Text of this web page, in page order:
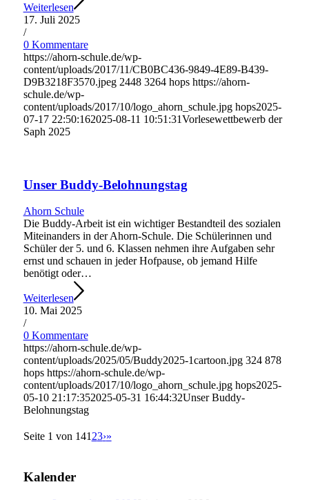
Weiterlesen
17. Juli 2025
/
0 Kommentare
https://ahorn-schule.de/wp-
content/uploads/2017/11/CB0BC436-9849-4E89-B439-
D9B3218F3570.jpeg 2448 3264 hops https://ahorn-
schule.de/wp-
content/uploads/2017/10/logo_ahorn_schule.jpg hops2025-
07-17 22:50:162025-08-11 10:51:31Vorlesewettbewerb der
Saph 2025
Unser Buddy-Belohnungstag
Ahorn Schule
Die Buddy-Arbeit ist ein wichtiger Bestandteil des sozialen
Miteinanders in der Ahorn-Schule. Die Schülerinnen und
Schüler der 5. und 6. Klassen nehmen ihre Aufgaben sehr
ernst und schauen in jeder Hofpause, ob jemand Hilfe
benötigt oder…
Weiterlesen
10. Mai 2025
/
0 Kommentare
https://ahorn-schule.de/wp-
content/uploads/2025/05/Buddy2025-1cartoon.jpg 324 878
hops https://ahorn-schule.de/wp-
content/uploads/2017/10/logo_ahorn_schule.jpg hops2025-
05-10 21:17:352025-05-31 16:44:32Unser Buddy-
Belohnungstag
Seite 1 von 141 23›»
Kalender